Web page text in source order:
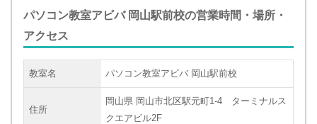
パソコン教室アビバ 岡山駅前校の営業時間・場所・
アクセス
教室名 パソコン教室アビバ 岡山駅前校
住所
岡山県 岡山市北区駅元町1-4 ターミナルス
クエアビル2F